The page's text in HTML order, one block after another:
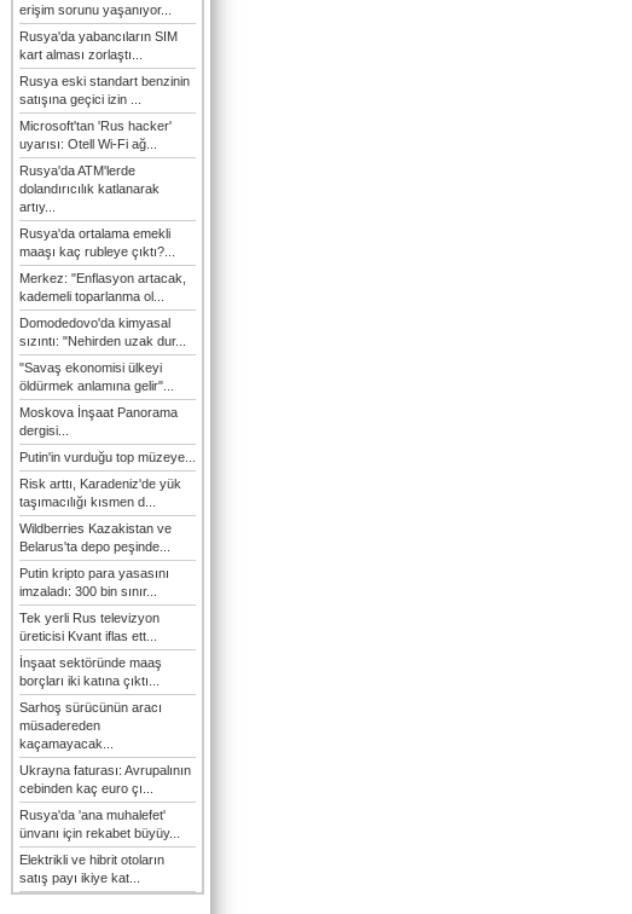
erişim sorunu yaşanıyor...
Rusya'da yabancıların SIM
kart alması zorlaştı...
Rusya eski standart benzinin
satışına geçici izin ...
Microsoft'tan 'Rus hacker'
uyarısı: Otell Wi-Fi ağ...
Rusya'da ATM'lerde
dolandırıcılık katlanarak
artıy...
Rusya'da ortalama emekli
maaşı kaç rubleye çıktı?...
Merkez: "Enflasyon artacak,
kademeli toparlanma ol...
Domodedovo'da kimyasal
sızıntı: "Nehirden uzak dur...
"Savaş ekonomisi ülkeyi
öldürmek anlamına gelir"...
Moskova İnşaat Panorama
dergisi...
Putin'in vurduğu top müzeye...
Risk arttı, Karadeniz'de yük
taşımacılığı kısmen d...
Wildberries Kazakistan ve
Belarus'ta depo peşinde...
Putin kripto para yasasını
imzaladı: 300 bin sınır...
Tek yerli Rus televizyon
üreticisi Kvant iflas ett...
İnşaat sektöründe maaş
borçları iki katına çıktı...
Sarhoş sürücünün aracı
müsadereden
kaçamayacak...
Ukrayna faturası: Avrupalının
cebinden kaç euro çı...
Rusya'da 'ana muhalefet'
ünvanı için rekabet büyüy...
Elektrikli ve hibrit otoların
satış payı ikiye kat...